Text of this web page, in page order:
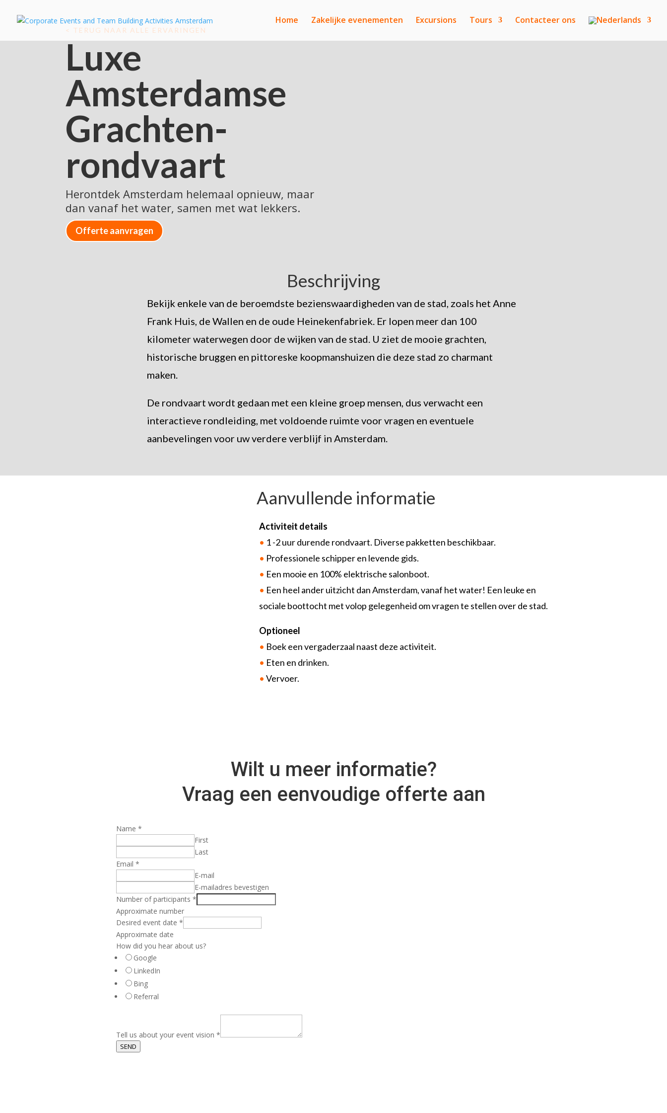
Home Zakelijke evenementen Excursions Tours Contacteer ons
< TERUG NAAR ALLE ERVARINGEN
Luxe
Amsterdamse
Grachten-
rondvaart
Herontdek Amsterdam helemaal opnieuw, maar
dan vanaf het water, samen met wat lekkers.
Offerte aanvragen
Beschrijving
Bekijk enkele van de beroemdste bezienswaardigheden van de stad, zoals het Anne
Frank Huis, de Wallen en de oude Heinekenfabriek. Er lopen meer dan 100
kilometer waterwegen door de wijken van de stad. U ziet de mooie grachten,
historische bruggen en pittoreske koopmanshuizen die deze stad zo charmant
maken.
De rondvaart wordt gedaan met een kleine groep mensen, dus verwacht een
interactieve rondleiding, met voldoende ruimte voor vragen en eventuele
aanbevelingen voor uw verdere verblijf in Amsterdam.
Aanvullende informatie
Activiteit details
• 1 -2 uur durende rondvaart. Diverse pakketten beschikbaar.
• Professionele schipper en levende gids.
• Een mooie en 100% elektrische salonboot.
• Een heel ander uitzicht dan Amsterdam, vanaf het water! Een leuke en
sociale boottocht met volop gelegenheid om vragen te stellen over de stad.
Optioneel
• Boek een vergaderzaal naast deze activiteit.
• Eten en drinken.
• Vervoer.
Wilt u meer informatie?
Vraag een eenvoudige offerte aan
Name*
First
Last
Email*
E-mail
E-mailadres bevestigen
Number of participants*
Approximate number
Desired event date*
Approximate date
How did you hear about us?
Google
LinkedIn
Bing
Referral
Tell us about your event vision*
SEND